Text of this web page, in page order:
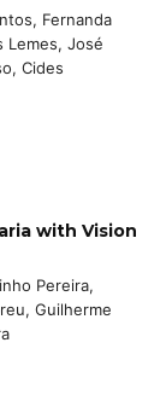
Fernanda
Lemes, José
Cides
with Vision
Pereira,
Guilherme